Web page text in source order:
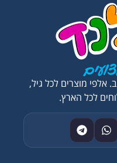
אלפי מוצרים לכל גיל,
לכל הארץ.